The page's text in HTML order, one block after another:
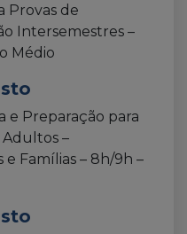
Provas de
Intersemestres –
Médio
e Preparação para
Adultos –
e Famílias – 8h/9h –